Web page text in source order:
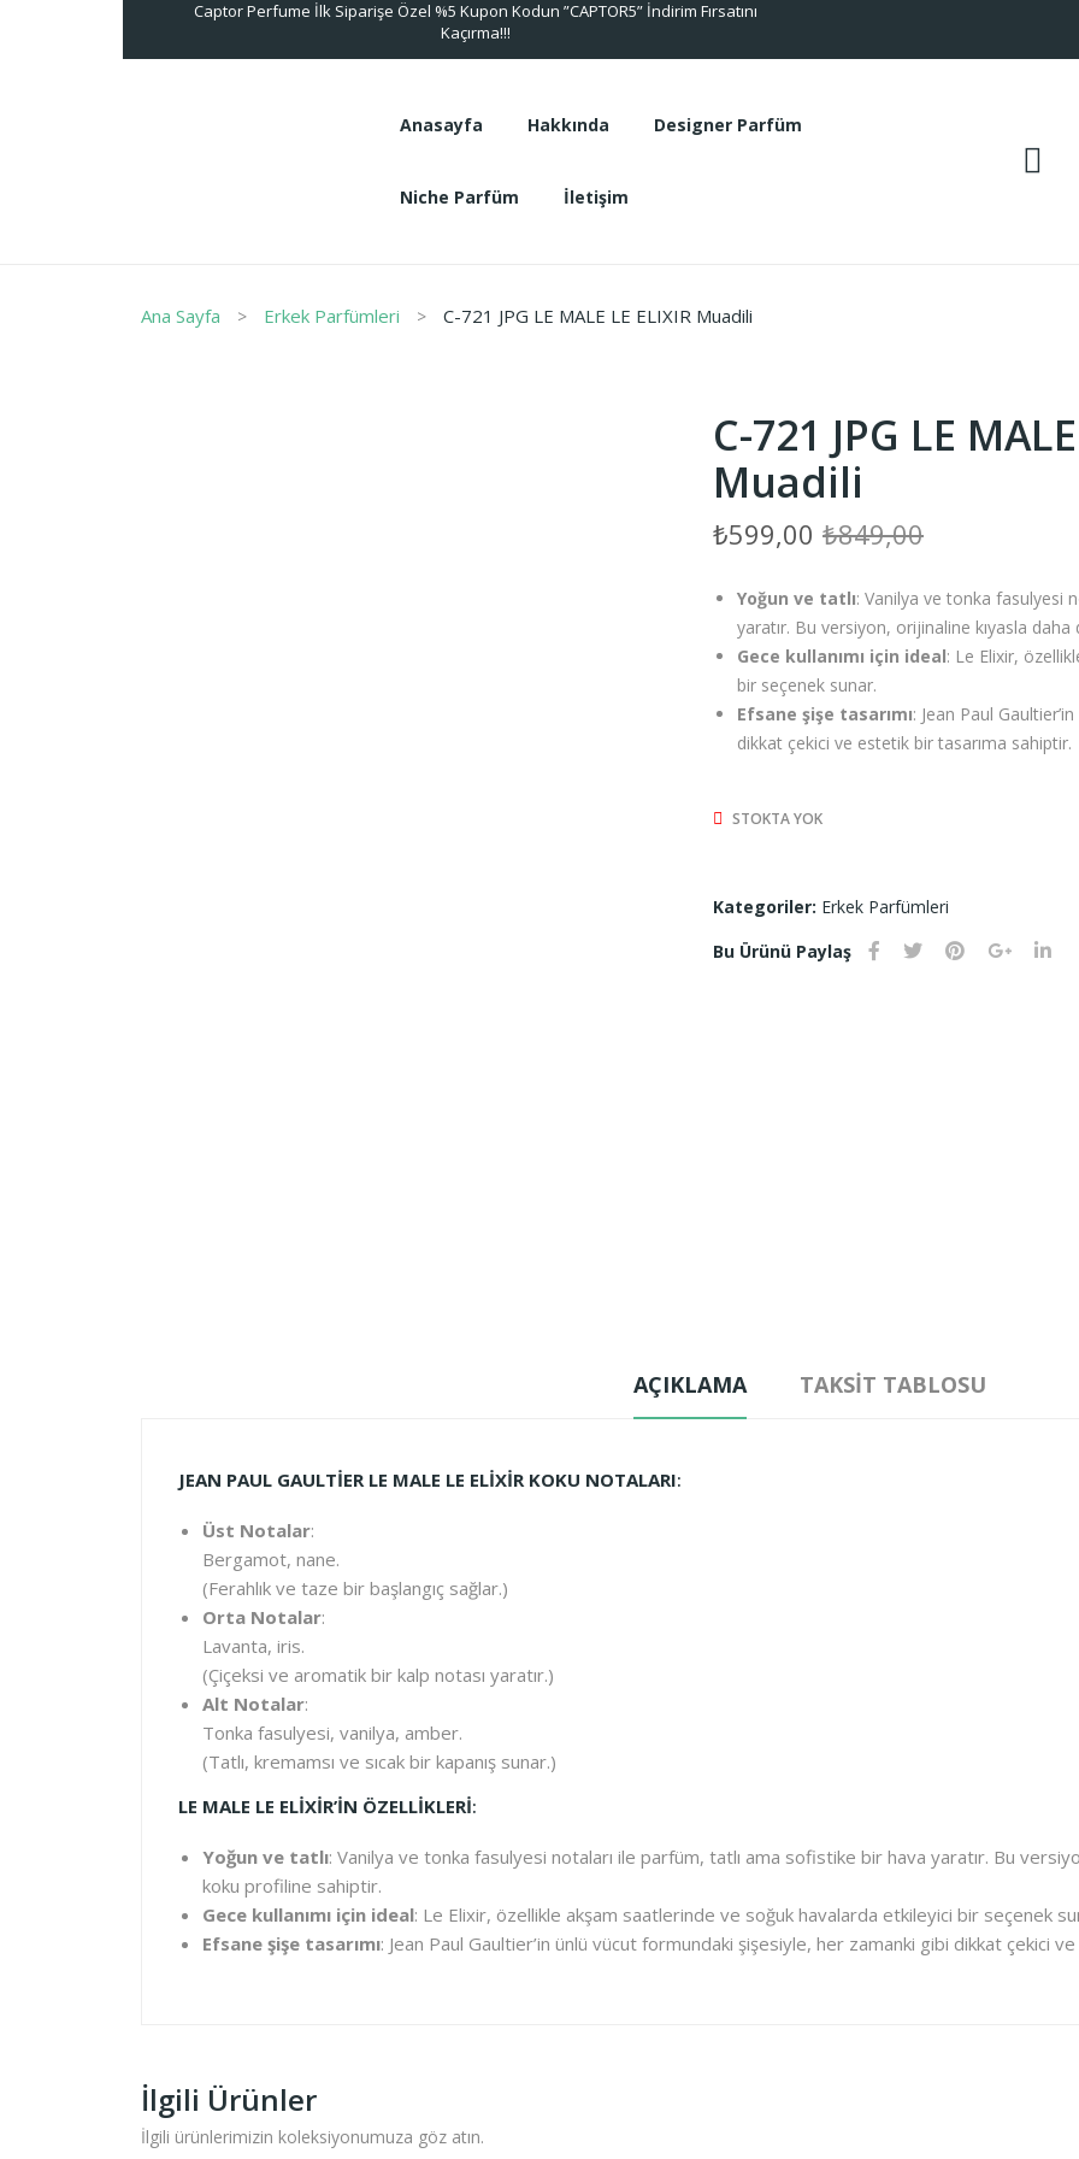
Captor Perfume İlk Siparişe Özel %5 Kupon Kodun ”CAPTOR5” İndirim Fırsatını
Kaçırma!!!
Anasayfa Hakkında Designer Parfüm
Niche Parfüm İletişim
Anasayfa Hakkında Designer Parfüm
Ana Sayfa Erkek Parfümleri C-721 JPG LE MALE LE ELIXIR Muadili
C-721 JPG LE
Muadili
₺849,00Orijinal
₺849,00.
₺599,00
Şu
fiyat:
₺599,00.
Yoğun ve tatlı: Vanilya ve tonka fasulyesi
yaratır. Bu versiyon, orijinaline kıyasla
Gece kullanımı için ideal: Le Elixir,
bir seçenek sunar.
Efsane şişe tasarımı: Jean Paul
dikkat çekici ve estetik bir tasarıma sahiptir.
STOKTA YOK
Kategoriler: Erkek Parfümleri
Bu Ürünü Paylaş
AÇIKLAMA TAKSIT TABLOSU
JEAN PAUL GAULTIER LE MALE LE ELIXIR KOKU NOTALARI:
Üst Notalar:
Bergamot, nane.
(Ferahlık ve taze bir başlangıç sağlar.)
Orta Notalar:
Lavanta, iris.
(Çiçeksi ve aromatik bir kalp notası yaratır.)
Alt Notalar:
Tonka fasulyesi, vanilya, amber.
(Tatlı, kremamsı ve sıcak bir kapanış sunar.)
LE MALE LE ELIXIR’IN ÖZELLIKLERI:
Yoğun ve tatlı: Vanilya ve tonka fasulyesi notaları ile parfüm, tatlı ama sofistike bir hava yaratır. Bu
koku profiline sahiptir.
Gece kullanımı için ideal: Le Elixir, özellikle akşam saatlerinde ve soğuk havalarda etkileyici bir seçenek
Efsane şişe tasarımı: Jean Paul Gaultier’in ünlü vücut formundaki şişesiyle, her zamanki gibi dikkat çekici
İlgili Ürünler
İlgili ürünlerimizin koleksiyonumuza göz atın.